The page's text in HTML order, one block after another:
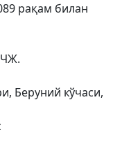
рақам билан
Беруний кўчаси,